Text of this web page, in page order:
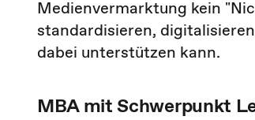
Medienvermarktung kein
standardisieren,
dabei unterstützen kann.
MBA mit Schwerpunkt